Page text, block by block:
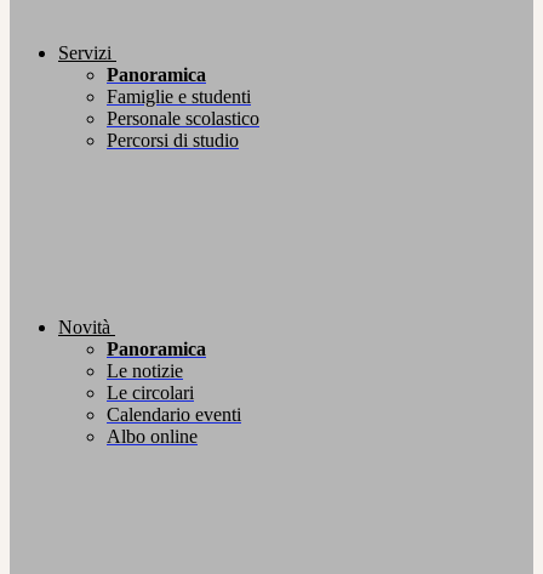
Servizi
Panoramica
Famiglie e studenti
Personale scolastico
Percorsi di studio
Novità
Panoramica
Le notizie
Le circolari
Calendario eventi
Albo online